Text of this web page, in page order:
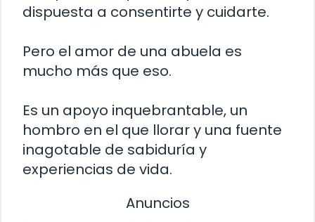
dispuesta a consentirte y cuidarte.
Pero el amor de una abuela es
mucho más que eso.
Es un apoyo inquebrantable, un
hombro en el que llorar y una fuente
inagotable de sabiduría y
experiencias de vida.
Anuncios